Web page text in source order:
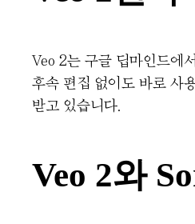
Veo 2는 구글 딥마인드에
후속 편집 없이도 바로 사
받고 있습니다.
Veo 2와